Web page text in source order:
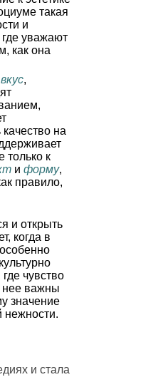
такая
и
уважают
как она
вкус,
на
только к
и форму,
правило,
и открыть
когда в
чувство
нее важны
значение
нежности.
и стала